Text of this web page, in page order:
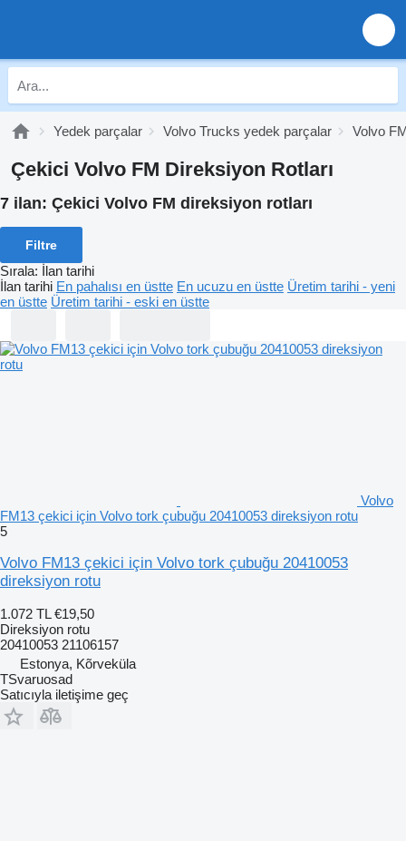
Yedek parçalar Volvo Trucks yedek parçalar Volvo
Çekici Volvo FM Direksiyon Rotları
7 ilan: Çekici Volvo FM direksiyon rotları
Filtre
Sırala: İlan tarihi
İlan tarihi En pahalısı en üstte En ucuzu en üstte Üretim tarihi - yeni
en üstte Üretim tarihi - eski en üstte
Volvo
FM13 çekici için Volvo tork çubuğu 20410053 direksiyon rotu
5
Volvo FM13 çekici için Volvo tork çubuğu 20410053
direksiyon rotu
1.072 TL €19,50
Direksiyon rotu
20410053 21106157
Estonya, Kõrveküla
TSvaruosad
Satıcıyla iletişime geç